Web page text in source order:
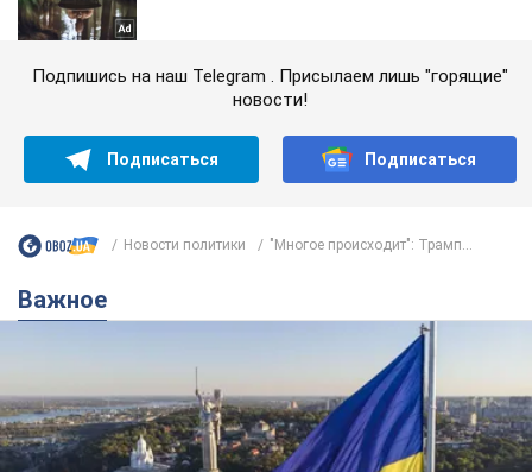
Подпишись на наш Telegram . Присылаем лишь "горящие"
новости!
Подписаться Подписаться
Новости политики "Многое происходит": Трамп...
Важное